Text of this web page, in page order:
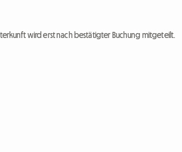
wird erst nach bestätigter Buchung mitgeteilt.